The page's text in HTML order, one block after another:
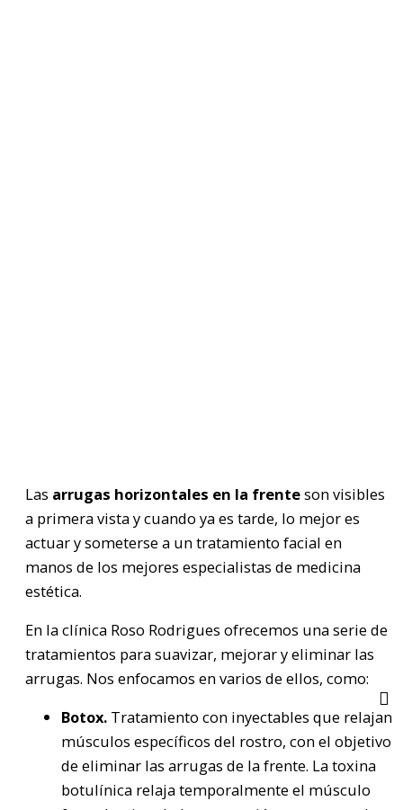
Las arrugas horizontales en la frenteson visibles
a primera vista y cuando ya es tarde, lo mejor es
actuar y someterse a un tratamiento facial en
manos de los mejores especialistas de medicina
estética.
En la clínica Roso Rodrigues ofrecemos una serie de
tratamientos para suavizar, mejorar y eliminar las
arrugas. Nos enfocamos en varios de ellos, como:
Botox. Tratamiento con inyectables que relajan
músculos específicos del rostro, con el objetivo
de eliminar las arrugas de la frente. La toxina
botulínica relaja temporalmente el músculo